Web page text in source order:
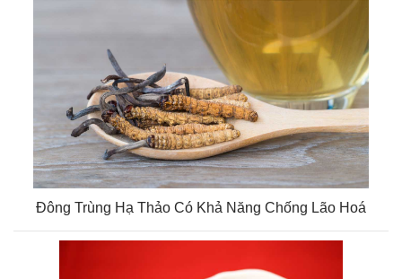
Đông Trùng Hạ Thảo Có Khả Năng Chống Lão Hoá